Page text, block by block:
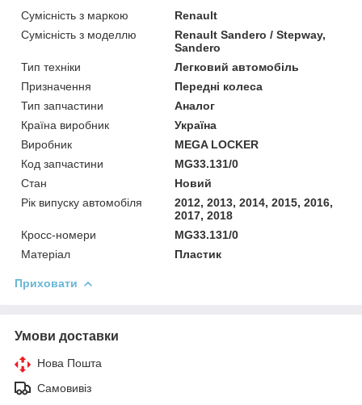
Сумісність з маркою
Renault
Сумісність з моделлю
Renault Sandero / Stepway,
Sandero
Тип техніки
Легковий автомобіль
Призначення
Передні колеса
Тип запчастини
Аналог
Країна виробник
Україна
Виробник
MEGA LOCKER
Код запчастини
MG33.131/0
Стан
Новий
Рік випуску автомобіля
2012, 2013, 2014, 2015, 2016,
2017, 2018
Кросс-номери
MG33.131/0
Матеріал
Пластик
Приховати
Умови доставки
Нова Пошта
Самовивіз